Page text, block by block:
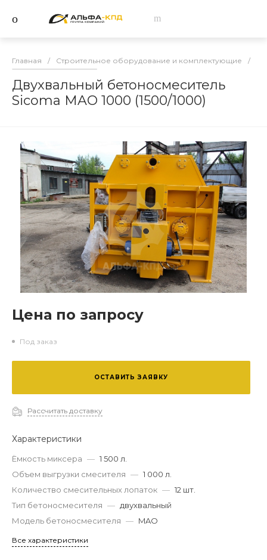
Главная / Строительное оборудование и комплектующие /
Двухвальный бетоносмеситель
Sicoma MAO 1000 (1500/1000)
Цена по запросу
Под заказ
ОСТАВИТЬ ЗАЯВКУ
Рассчитать доставку
Характеристики
Ёмкость миксера — 1 500 л.
Объем выгрузки смесителя — 1 000 л.
Количество смесительных лопаток — 12 шт.
Тип бетоносмесителя — двухвальный
Модель бетоносмесителя — MAO
Все характеристики